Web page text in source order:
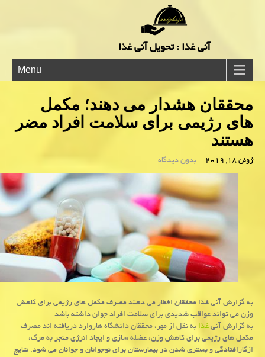
آنی غذا : تحویل آنی غذا
Menu
محققان هشدار می دهند؛ مكمل
های رژیمی برای سلامت افراد مضر
هستند
ژوئن 18, 2019 | بدون دیدگاه
به گزارش آنی غذا محققان اخطار می دهند مصرف مكمل های رژیمی برای كاهش
وزن می تواند عواقب شدیدی برای سلامت افراد جوان داشته باشد.
به گزارش آنیغذابه نقل از مهر، محققان دانشگاه هاروارد دریافته اند مصرف
مكمل های رژیمی برای كاهش وزن، عضله سازی و ایجاد انرژی منجر به مرگ،
ازكارافتادگی و بستری شدن در بیمارستان برای نوجوانان و جوانان می شود. نتایج